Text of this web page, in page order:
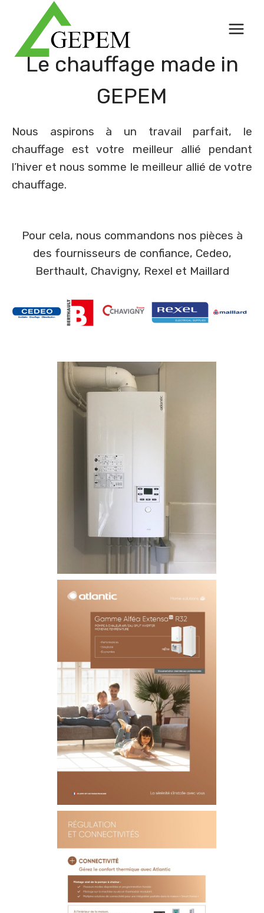
content
Le chauffage made in
GEPEM
Nous aspirons à un travail parfait, le
chauffage est votre meilleur allié pendant
l’hiver et nous somme le meilleur allié de votre
chauffage.
Pour cela, nous commandons nos pièces à
des fournisseurs de confiance, Cedeo,
Berthault, Chavigny, Rexel et Maillard